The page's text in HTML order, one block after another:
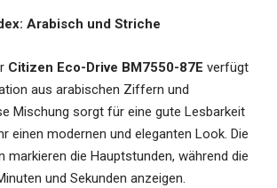
Arabisch und Striche
Citizen Eco-Drive BM7550-87E verfügt
aus arabischen Ziffern und
Mischung sorgt für eine gute Lesbarkeit
einen modernen und eleganten Look. Die
markieren die Hauptstunden, während die
und Sekunden anzeigen.